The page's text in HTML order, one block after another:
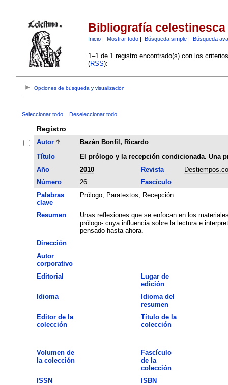
Bibliografía celestinesca
Inicio| Mostrar todo| Búsqueda simple| Búsqueda
1–1 de 1 registro encontrado(s) con los
(RSS):
Opciones de búsqueda y visualización
Seleccionar todo Deseleccionar todo
Registro
Autor
Bazán Bonfil, Ricardo
Título
El prólogo y la recepción condicionada. Una
Año
2010 Revista
Número
26
Fascículo
Palabras
clave
Prólogo; Paratextos; Recepción
Resumen
Unas reflexiones que se enfocan en los
prólogo- cuya influencia sobre la lectura e
pensado hasta ahora.
Dirección
Autor
corporativo
Editorial
Lugar de
edición
Idioma
Idioma del
resumen
Editor de la
colección
Título de la
colección
Volumen de
la colección
Fascículo
de la
colección
ISSN
ISBN